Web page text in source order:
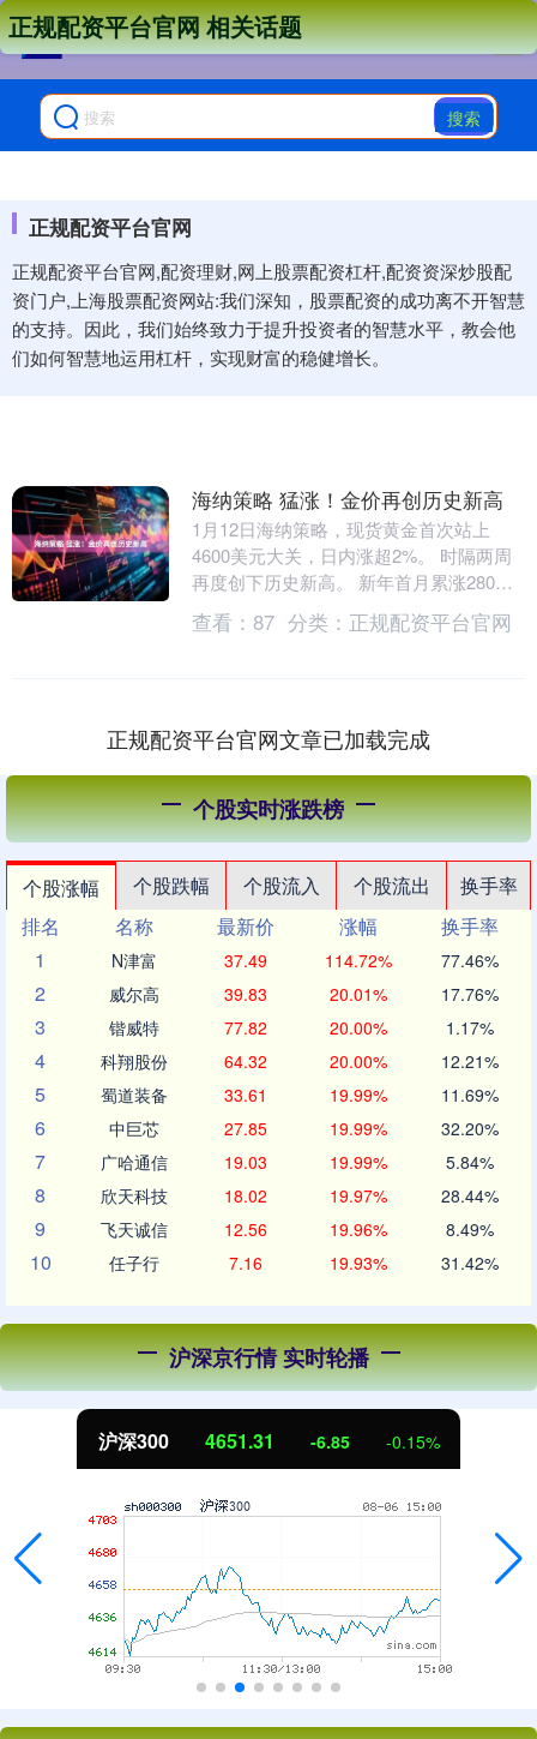
搜索
正规配资平台官网
正规配资平台官网,配资理财,网上股票配资杠杆,配资资深炒股配
资门户,上海股票配资网站:我们深知，股票配资的成功离不开智慧
的支持。因此，我们始终致力于提升投资者的智慧水平，教会他
们如何智慧地运用杠杆，实现财富的稳健增长。
正规配资平台官网 相关话题
海纳策略 猛涨！金价再创历史新高
1月12日海纳策略，现货黄金首次站上
4600美元大关，日内涨超2%。 时隔两周
再度创下历史新高。 新年首月累涨280美
元。截至发稿，报4590.663美元/盎司....
查看： 87 分类： 正规配资平台官网
正规配资平台官网文章已加载完成
个股实时涨跌榜
个股涨幅 个股跌幅 个股流入 个股流出
换手率
排名
名称 最新价 涨幅
换手率
1
N津富 37.49 114.72% 77.46%
2 威尔高 39.83 20.01% 17.76%
3 锴威特 77.82 20.00% 1.17%
4 科翔股份 64.32 20.00% 12.21%
5 蜀道装备 33.61 19.99% 11.69%
6 中巨芯 27.85 19.99% 32.20%
7 广哈通信 19.03 19.99% 5.84%
8 欣天科技 18.02 19.97% 28.44%
9 飞天诚信 12.56 19.96% 8.49%
10 任子行 7.16 19.93% 31.42%
沪深京行情 实时轮播
沪深300 4651.31 -6.85 -0.15%